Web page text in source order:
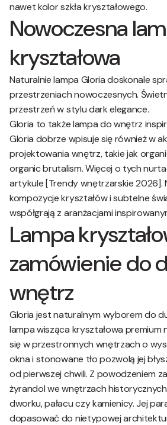
nawet kolor szkła kryształowego.
Nowoczesna
kryształowa
Naturalnie lampa Gloria doskonale
przestrzeniach nowoczesnych.
przestrzeń w stylu dark elegance.
Gloria to także lampa do wnętrz
Gloria dobrze wpisuje się również w
projektowania wnętrz, takie jak
organic brutalism. Więcej o tych
artykule [Trendy wnętrzarskie 2026].
kompozycje kryształów i subtelne
współgrają z aranżacjami
Lampa
zamówienie do
wnętrz
Gloria jest naturalnym wyborem do
lampa wisząca kryształowa premium
się w przestronnych wnętrzach o
okna i stonowane tło pozwolą jej
od pierwszej chwili. Z powodzeniem
żyrandol we wnętrzach
dworku, pałacu czy kamienicy. Jej
dopasować do nietypowej